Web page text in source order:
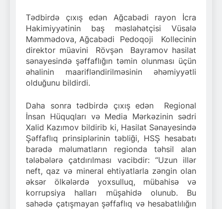
Tədbirdə çıxış edən Ağcabədi rayon İcra
Hakimiyyətinin baş məsləhətçisi Vüsalə
Məmmədova, Ağcabədi Pedoqoji Kollecinin
direktor müavini Rövşən Bayramov hasilat
sənayesində şəffaflığın təmin olunması üçün
əhalinin maarifləndirilməsinin əhəmiyyətli
olduğunu bildirdi.
Daha sonra tədbirdə çıxış edən Regional
İnsan Hüquqları və Media Mərkəzinin sədri
Xalid Kazımov bildirib ki, Hasilat Sənayesində
Şəffaflıq prinsiplərinin təbliği, HSŞ hesabatı
barədə məlumatların regionda təhsil alan
tələbələrə çatdırılması vacibdir: “Uzun illər
neft, qaz və mineral ehtiyatlarla zəngin olan
əksər ölkələrdə yoxsulluq, mübahisə və
korrupsiya halları müşahidə olunub. Bu
sahədə çatışmayan şəffaflıq və hesabatlılığın